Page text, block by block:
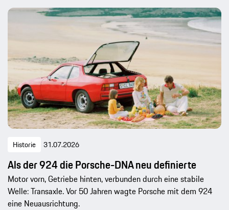
Historie 31.07.2026
Als der 924 die Porsche-DNA neu definierte
Motor vorn, Getriebe hinten, verbunden durch eine stabile
Welle: Transaxle. Vor 50 Jahren wagte Porsche mit dem 924
eine Neuausrichtung.